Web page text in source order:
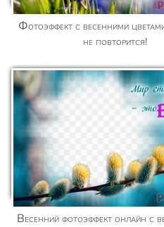
Фотоэффект с весенними цветами - Сегодня
не повторится!
Весенний фотоэффект онлайн с вербой - Мир